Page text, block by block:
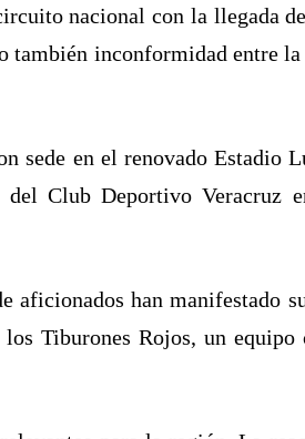
nacional con la llegada
también inconformidad entre
sede en el renovado Estadio
Club Deportivo Veracruz
aficionados han manifestado
Tiburones Rojos, un equipo